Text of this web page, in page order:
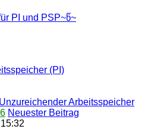
PI und PSP~წ~
(PI)
Unzureichender Arbeitsspeicher
Neuester Beitrag